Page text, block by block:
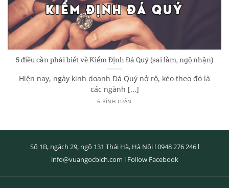
5 điều cần phải biết về Kiểm Định Đá Quý (sai lầm, ngộ nhận)
Hiện nay, ngày kinh doanh Đá Quý nở rộ, kéo theo đó là
các ngành [...]
6 BÌNH LUẬN
Số 1B, ngách 29, ngõ 131 Thái Hà, Hà Nội l0948 276 246l
info@vuangocbich.com l Follow Facebook